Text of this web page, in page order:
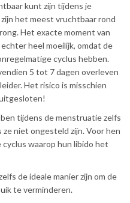
kunt zijn tijdens je
het meest vruchtbaar rond
Het exacte moment van
heel moeilijk, omdat de
cyclus hebben.
5 tot 7 dagen overleven
Het risico is misschien
tijdens de menstruatie zelfs
ze niet ongesteld zijn. Voor hen
waarop hun libido het
de ideale manier zijn om de
te verminderen.